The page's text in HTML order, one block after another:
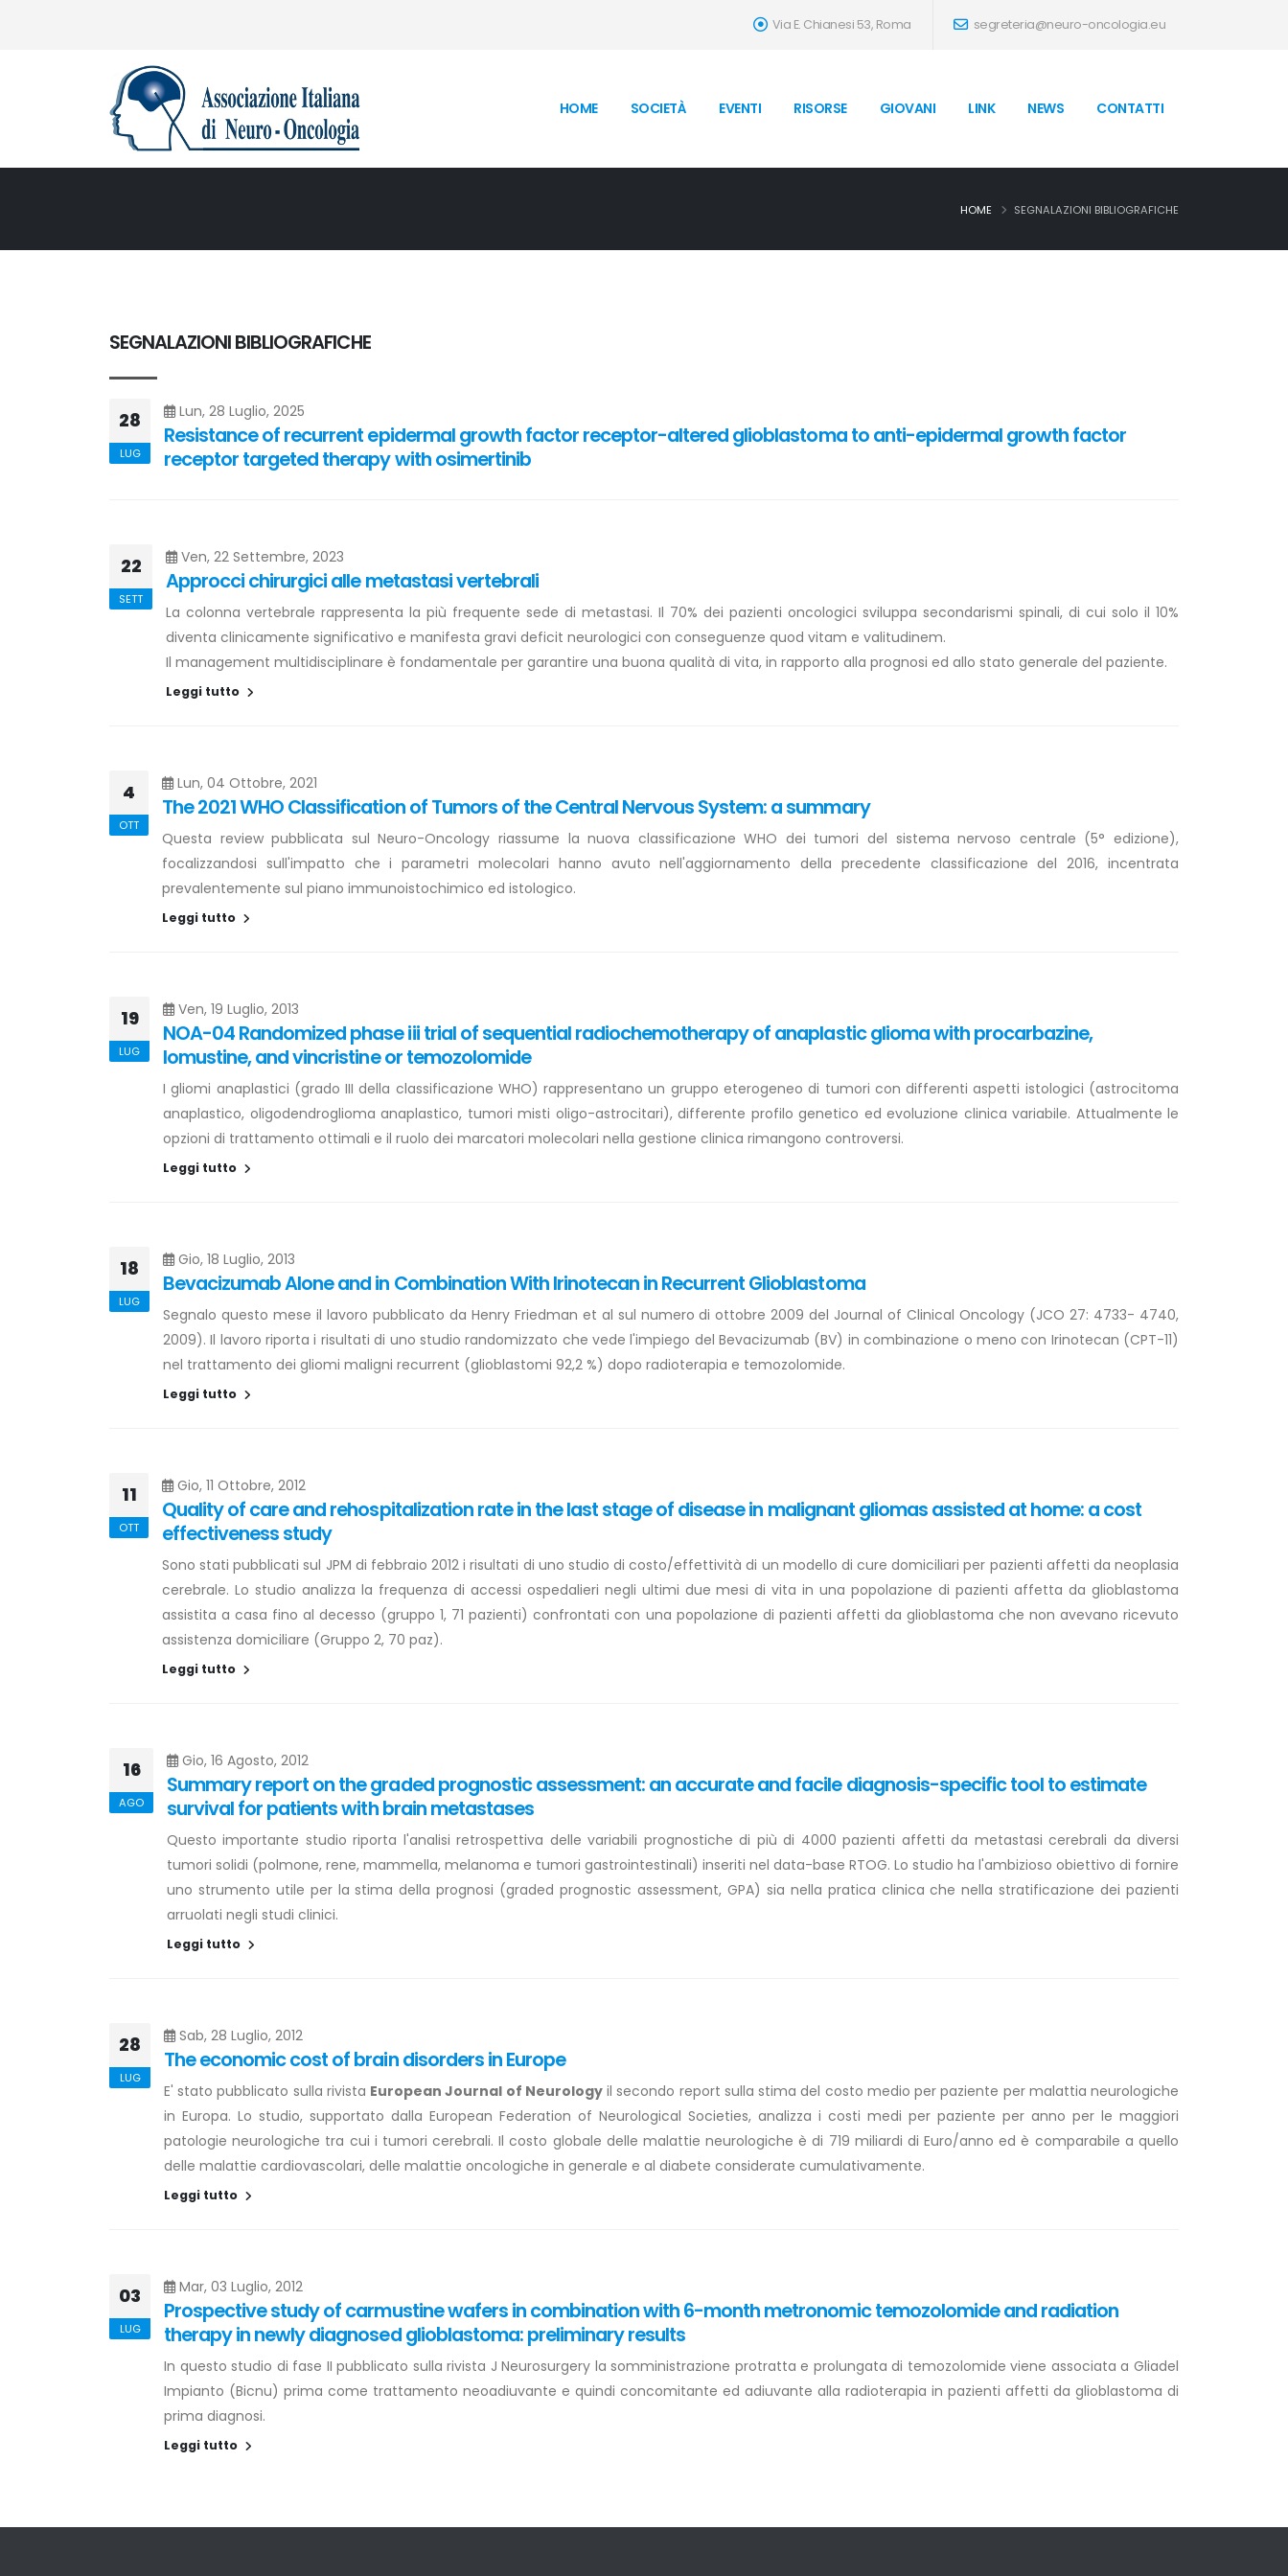
Via E. Chianesi 53, Roma segreteria@neuro-oncologia.eu
HOME SOCIETÀ EVENTI RISORSE GIOVANI LINK NEWS CONTATTI
HOME SEGNALAZIONI BIBLIOGRAFICHE
SEGNALAZIONI BIBLIOGRAFICHE
28
LUG
Lun, 28 Luglio, 2025
Resistance of recurrent epidermal growth factor receptor-altered glioblastoma to anti-epidermal growth factor
receptor targeted therapy with osimertinib
22
SETT
Ven, 22 Settembre, 2023
Approcci chirurgici alle metastasi vertebrali
La colonna vertebrale rappresenta la più frequente sede di metastasi. Il 70% dei pazienti oncologici sviluppa secondarismi spinali, di cui solo il 10%
diventa clinicamente significativo e manifesta gravi deficit neurologici con conseguenze quod vitam e valitudinem.
Il management multidisciplinare è fondamentale per garantire una buona qualità di vita, in rapporto alla prognosi ed allo stato generale del paziente.
Leggi tutto
4
OTT
Lun, 04 Ottobre, 2021
The 2021 WHO Classification of Tumors of the Central Nervous System: a summary
Questa review pubblicata sul Neuro-Oncology riassume la nuova classificazione WHO dei tumori del sistema nervoso centrale (5° edizione),
focalizzandosi sull'impatto che i parametri molecolari hanno avuto nell'aggiornamento della precedente classificazione del 2016, incentrata
prevalentemente sul piano immunoistochimico ed istologico.
Leggi tutto
19
LUG
Ven, 19 Luglio, 2013
NOA-04 Randomized phase iii trial of sequential radiochemotherapy of anaplastic glioma with procarbazine,
lomustine, and vincristine or temozolomide
I gliomi anaplastici (grado III della classificazione WHO) rappresentano un gruppo eterogeneo di tumori con differenti aspetti istologici (astrocitoma
anaplastico, oligodendroglioma anaplastico, tumori misti oligo-astrocitari), differente profilo genetico ed evoluzione clinica variabile. Attualmente le
opzioni di trattamento ottimali e il ruolo dei marcatori molecolari nella gestione clinica rimangono controversi.
Leggi tutto
18
LUG
Gio, 18 Luglio, 2013
Bevacizumab Alone and in Combination With Irinotecan in Recurrent Glioblastoma
Segnalo questo mese il lavoro pubblicato da Henry Friedman et al sul numero di ottobre 2009 del Journal of Clinical Oncology (JCO 27: 4733- 4740,
2009). Il lavoro riporta i risultati di uno studio randomizzato che vede l'impiego del Bevacizumab (BV) in combinazione o meno con Irinotecan (CPT-11)
nel trattamento dei gliomi maligni recurrent (glioblastomi 92,2 %) dopo radioterapia e temozolomide.
Leggi tutto
11
OTT
Gio, 11 Ottobre, 2012
Quality of care and rehospitalization rate in the last stage of disease in malignant gliomas assisted at home: a cost
effectiveness study
Sono stati pubblicati sul JPM di febbraio 2012 i risultati di uno studio di costo/effettività di un modello di cure domiciliari per pazienti affetti da neoplasia
cerebrale. Lo studio analizza la frequenza di accessi ospedalieri negli ultimi due mesi di vita in una popolazione di pazienti affetta da glioblastoma
assistita a casa fino al decesso (gruppo 1, 71 pazienti) confrontati con una popolazione di pazienti affetti da glioblastoma che non avevano ricevuto
assistenza domiciliare (Gruppo 2, 70 paz).
Leggi tutto
16
AGO
Gio, 16 Agosto, 2012
Summary report on the graded prognostic assessment: an accurate and facile diagnosis-specific tool to estimate
survival for patients with brain metastases
Questo importante studio riporta l'analisi retrospettiva delle variabili prognostiche di più di 4000 pazienti affetti da metastasi cerebrali da diversi
tumori solidi (polmone, rene, mammella, melanoma e tumori gastrointestinali) inseriti nel data-base RTOG. Lo studio ha l'ambizioso obiettivo di fornire
uno strumento utile per la stima della prognosi (graded prognostic assessment, GPA) sia nella pratica clinica che nella stratificazione dei pazienti
arruolati negli studi clinici.
Leggi tutto
28
LUG
Sab, 28 Luglio, 2012
The economic cost of brain disorders in Europe
E' stato pubblicato sulla rivista European Journal of Neurologyil secondo report sulla stima del costo medio per paziente per malattia neurologiche
in Europa. Lo studio, supportato dalla European Federation of Neurological Societies, analizza i costi medi per paziente per anno per le maggiori
patologie neurologiche tra cui i tumori cerebrali. Il costo globale delle malattie neurologiche è di 719 miliardi di Euro/anno ed è comparabile a quello
delle malattie cardiovascolari, delle malattie oncologiche in generale e al diabete considerate cumulativamente.
Leggi tutto
03
LUG
Mar, 03 Luglio, 2012
Prospective study of carmustine wafers in combination with 6-month metronomic temozolomide and radiation
therapy in newly diagnosed glioblastoma: preliminary results
In questo studio di fase II pubblicato sulla rivista J Neurosurgery la somministrazione protratta e prolungata di temozolomide viene associata a Gliadel
Impianto (Bicnu) prima come trattamento neoadiuvante e quindi concomitante ed adiuvante alla radioterapia in pazienti affetti da glioblastoma di
prima diagnosi.
Leggi tutto